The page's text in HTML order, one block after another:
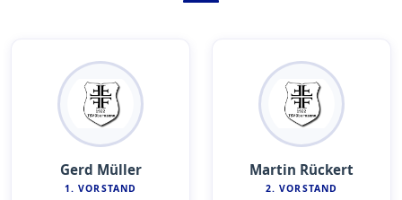
Gerd Müller
1. VORSTAND
Martin Rückert
2. VORSTAND